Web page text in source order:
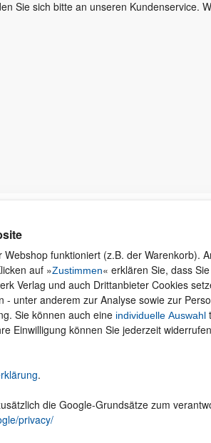
funktioniert (z.B. der Warenkorb).
auf »Zustimmen« erklären Sie, dass
Verlag und auch Drittanbieter Cookies
unter anderem zur Analyse sowie zur
Sie können auch eine individuelle Auswahl
Einwilligung können Sie jederzeit
.
die Google-Grundsätze zum
privacy/
Sie sich bitte an unseren Kundenservice.
Unternehmen
Rights
Versand und
Widerruf und
Merchandise
AGB
Datenschutz
Vertrag